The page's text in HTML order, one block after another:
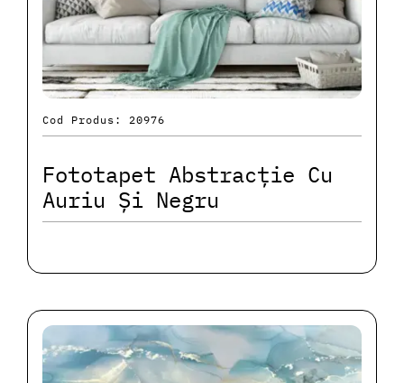
Cod Produs: 20976
Fototapet Abstracție Cu
Auriu Și Negru